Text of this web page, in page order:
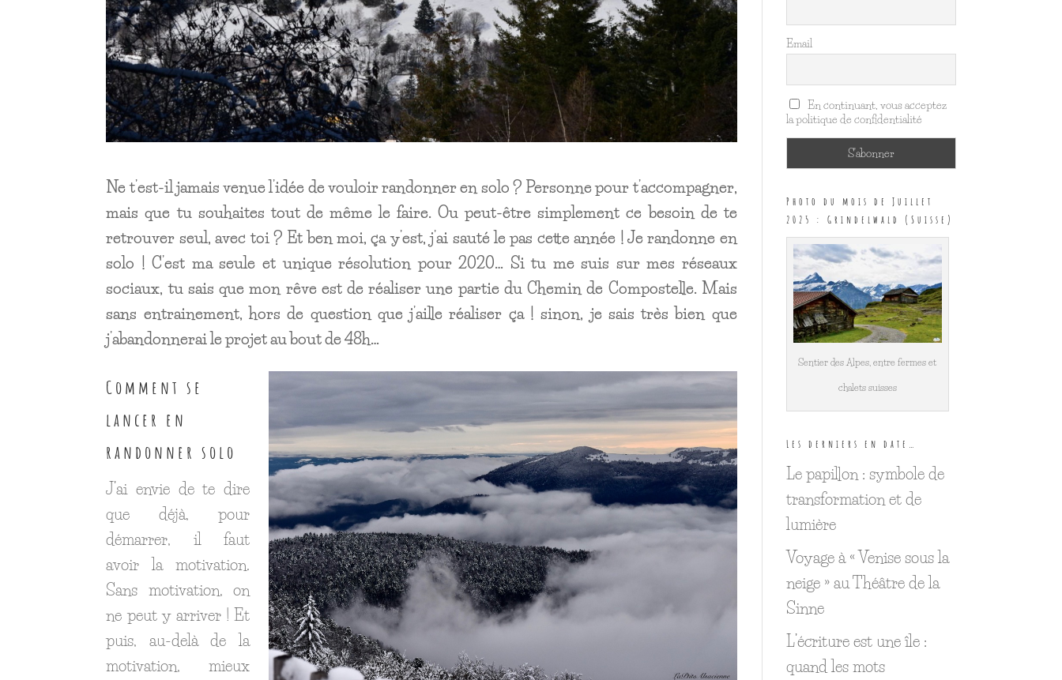
Ne t’est-il jamais venue l’idée de vouloir randonner en solo ? Personne pour t’accompagner,
mais que tu souhaites tout de même le faire. Ou peut-être simplement ce besoin de te
retrouver seul, avec toi ? Et ben moi, ça y’est, j’ai sauté le pas cette année ! Je randonne en
solo ! C’est ma seule et unique résolution pour 2020… Si tu me suis sur mes réseaux
sociaux, tu sais que mon rêve est de réaliser une partie du Chemin de Compostelle. Mais
sans entrainement, hors de question que j’aille réaliser ça ! sinon, je sais très bien que
j’abandonnerai le projet au bout de 48h…
Comment se
lancer en
randonner solo
J’ai envie de te dire
que déjà, pour
démarrer, il faut
avoir la motivation.
Sans motivation, on
ne peut y arriver ! Et
puis, au-delà de la
motivation, mieux
Email
En continuant, vous acceptez
la politique de confidentialité
Photo du mois de Juillet
2025 : Grindelwald (Suisse)
Sentier des Alpes, entre fermes et
chalets suisses
Les derniers en date…
Le papillon : symbole de
transformation et de
lumière
Voyage à « Venise sous la
neige » au Théâtre de la
Sinne
L’écriture est une île :
quand les mots